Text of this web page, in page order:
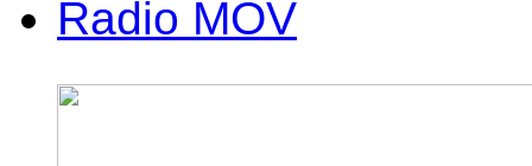
Radio MOV